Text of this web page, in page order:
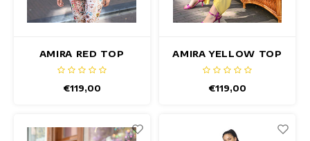
AMIRA RED TOP
€119,00
AMIRA YELLOW TOP
€119,00